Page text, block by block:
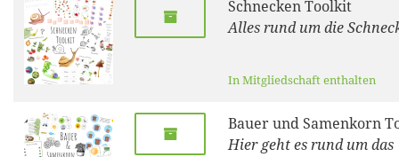
Schnecken Toolkit
Alles rund um die
In Mitgliedschaft enthalten
Bauer und Samenkorn
Hier geht es rund um das